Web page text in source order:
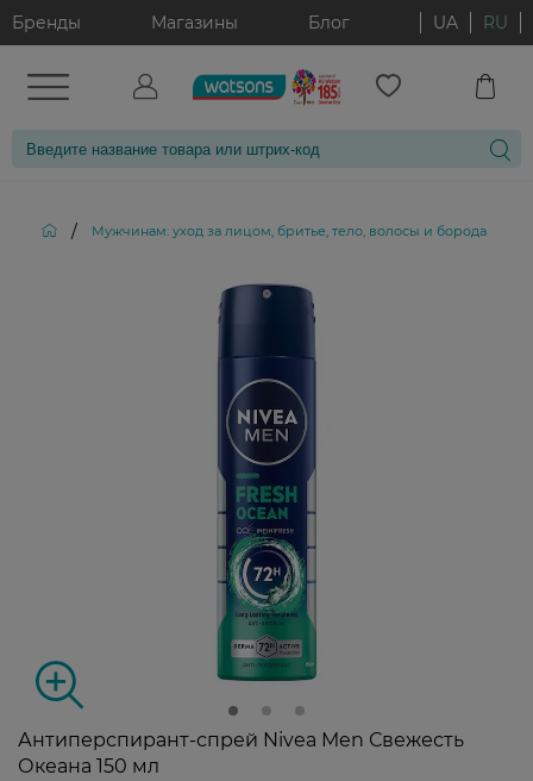
Бренды Магазины Блог UA RU
/ Мужчинам: уход за лицом, бритье, тело, волосы и борода
Антиперспирант-спрей Nivea Men Свежесть
Океана 150 мл